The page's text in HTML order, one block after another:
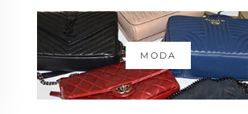
MODA